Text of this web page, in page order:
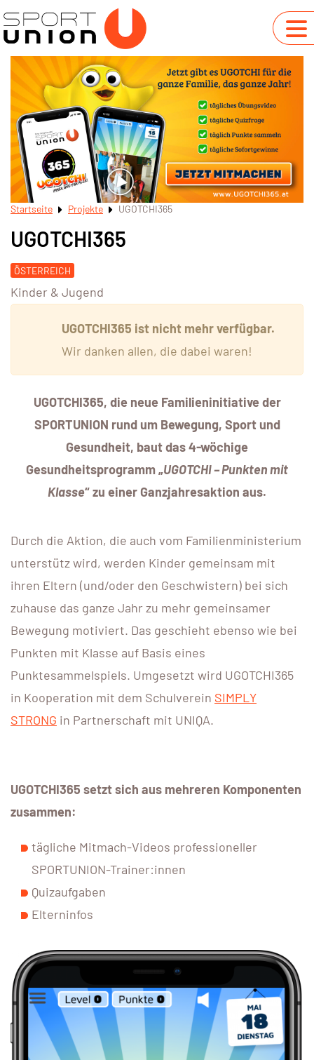
Startseite Projekte UGOTCHI365
UGOTCHI365
ÖSTERREICH
Kinder & Jugend
UGOTCHI365 ist nicht mehr verfügbar.
Wir danken allen, die dabei waren!
UGOTCHI365, die neue Familieninitiative der
SPORTUNION rund um Bewegung, Sport und
Gesundheit, baut das 4-wöchige
Gesundheitsprogramm „UGOTCHI – Punkten mit
Klasse“ zu einer Ganzjahresaktion aus.
Durch die Aktion, die auch vom Familienministerium
unterstütz wird, werden Kinder gemeinsam mit
ihren Eltern (und/oder den Geschwistern) bei sich
zuhause das ganze Jahr zu mehr gemeinsamer
Bewegung motiviert. Das geschieht ebenso wie bei
Punkten mit Klasse auf Basis eines
Punktesammelspiels. Umgesetzt wird UGOTCHI365
in Kooperation mit dem Schulverein SIMPLY
STRONG in Partnerschaft mit UNIQA.
UGOTCHI365 setzt sich aus mehreren Komponenten
zusammen:
tägliche Mitmach-Videos professioneller
SPORTUNION-Trainer:innen
Quizaufgaben
Elterninfos